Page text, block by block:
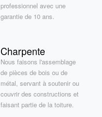
professionnel avec une
garantie de 10 ans.
Charpente
Nous faisons l'assemblage
de pièces de bois ou de
métal, servant à soutenir ou
couvrir des constructions et
faisant partie de la toiture.